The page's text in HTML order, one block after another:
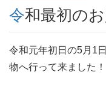
令和最初の
令和元年初日の5月1
物へ行って来ました！